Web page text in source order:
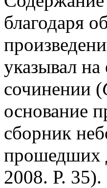
благодаря
указывал на
сочинении (
основание
сборник
прошедших
2008. Р. 35).